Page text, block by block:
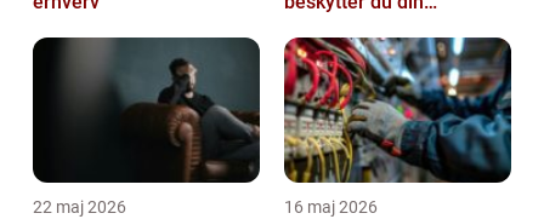
22 maj 2026 16 maj 2026